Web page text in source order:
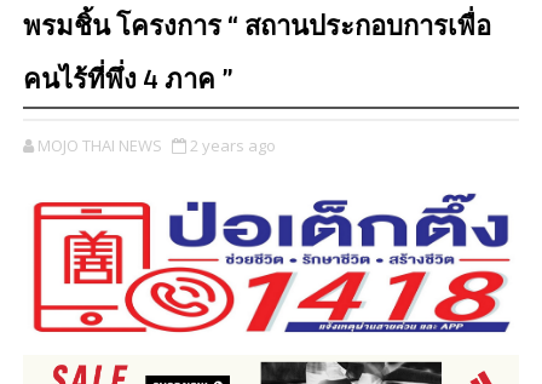
พรมชิ้น โครงการ “ สถานประกอบการเพื่อ
คนไร้ที่พึ่ง 4 ภาค ”
MOJO THAI NEWS 2 years ago